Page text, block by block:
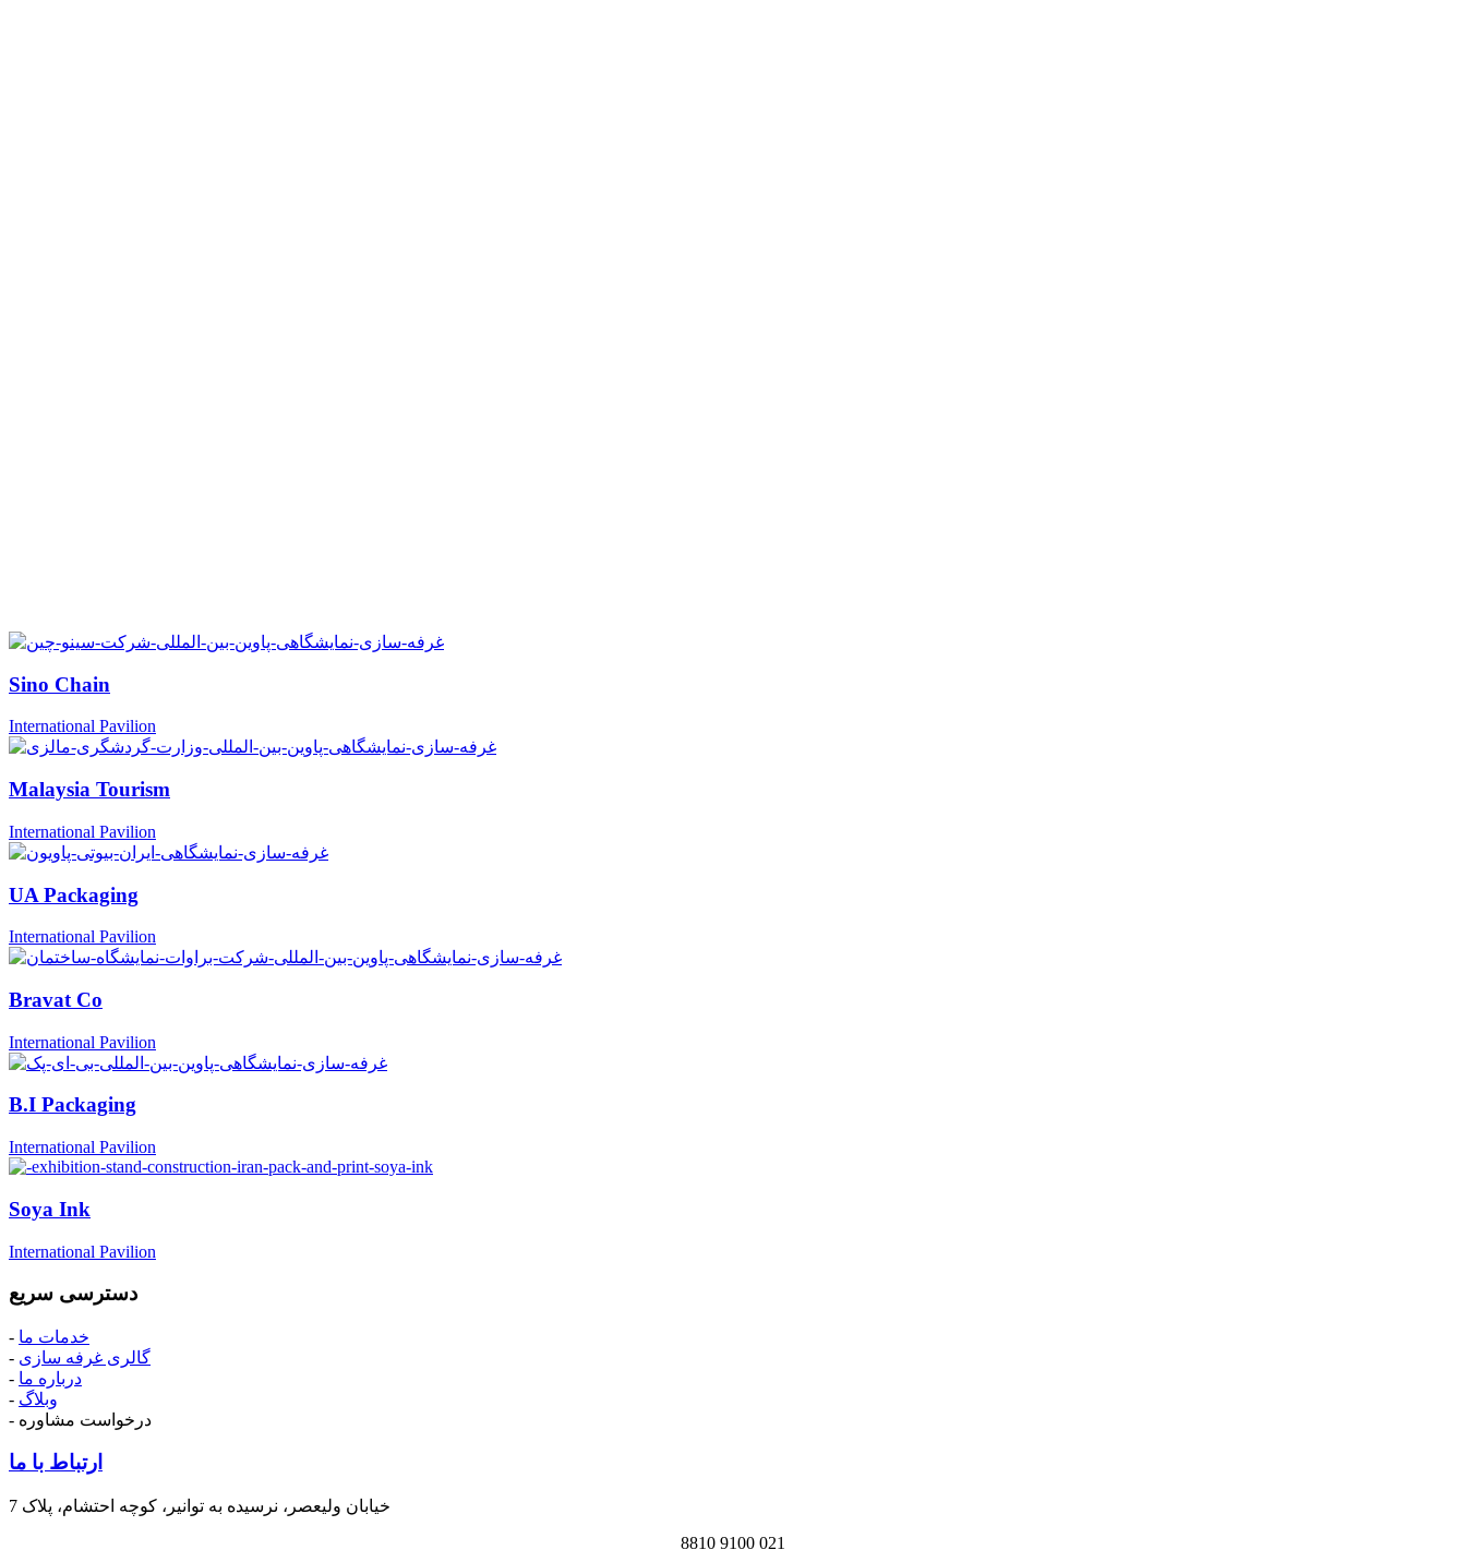
Sino Chain
International Pavilion
Malaysia Tourism
International Pavilion
UA Packaging
International Pavilion
Bravat Co
International Pavilion
B.I Packaging
International Pavilion
Soya Ink
International Pavilion
دسترسی سریع
- خدمات ما
- گالری غرفه سازی
- درباره ما
- وبلاگ
- درخواست مشاوره
ارتباط با ما
خیابان ولیعصر، نرسیده به توانیر، کوچه احتشام، پلاک 7
8810 9100 021